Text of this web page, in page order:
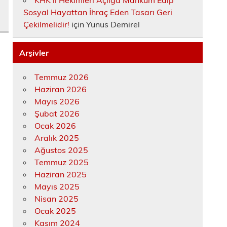
Sosyal Hayattan İhraç Eden Tasarı Geri
Çekilmelidir! içinYunus Demirel
Arşivler
Temmuz 2026
Haziran 2026
Mayıs 2026
Şubat 2026
Ocak 2026
Aralık 2025
Ağustos 2025
Temmuz 2025
Haziran 2025
Mayıs 2025
Nisan 2025
Ocak 2025
Kasım 2024